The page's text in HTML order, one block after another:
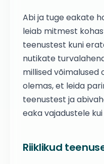
Abi ja tuge eakate
leiab mitmest
teenustest kuni
nutikate
millised võimalused
olemas, et leida
teenustest ja
eaka vajadustele
Riiklikud